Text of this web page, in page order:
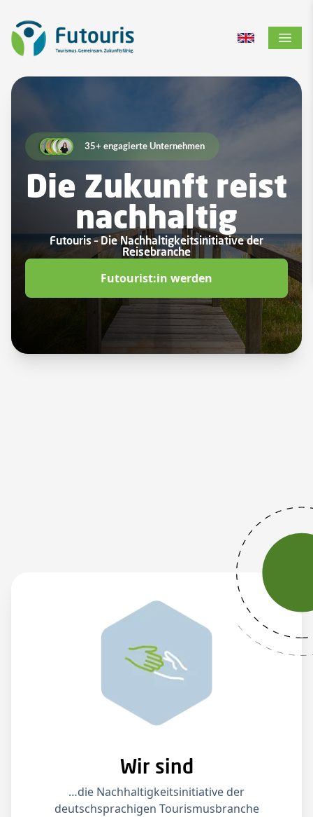
Zur Startseite
Switch to
Menü
35+ engagierte Unternehmen
Die Zukunft reist
nachhaltig
Futouris – Die Nachhaltigkeitsinitiative der
Reisebranche
Futourist:in werden
Unsere Werte
Wir sind
…die Nachhaltigkeitsinitiative der
deutschsprachigen Tourismusbranche